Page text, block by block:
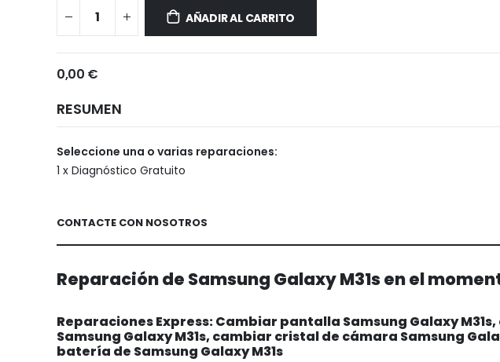
Galaxy
AÑADIR AL CARRITO
0,00 €
RESUMEN
Seleccione una o varias reparaciones:
1 x Diagnóstico Gratuito
CONTACTE CON NOSOTROS
Reparación de Samsung Galaxy M31s en el
Reparaciones Express: Cambiar pantalla Samsung Galaxy
Samsung Galaxy M31s, cambiar cristal de cámara Samsung
batería de Samsung Galaxy M31s